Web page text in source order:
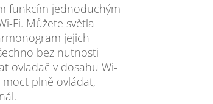
funkcím jednoduchým
Fi. Můžete světla
jejich
bez nutnosti
ovladač v dosahu Wi-
plně ovládat,